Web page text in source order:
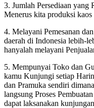
3. Jumlah Persediaan yang
Menerus kita produksi
4. Melayani Pemesanan
daerah di Indonesia lebih-
hanyalah melayani
5. Mempunyai Toko dan
kamu Kunjungi setiap
dan Pramuka sendiri
langsung Proses
dapat laksanakan